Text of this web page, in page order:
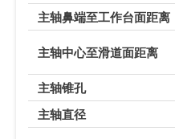
主轴鼻端至工作台面距离
主轴中心至滑道面距离
主轴锥孔
主轴直径